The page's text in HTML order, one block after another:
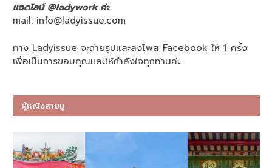
แอดไลน์ @ladywork ค่ะ
mail: info@ladyissue.com
ทาง Ladyissue จะถ่ายรูปและลงโพส Facebook ให้ 1 ครั้ง
เพื่อเป็นการขอบคุณและให้กำลังใจทุกท่านค่ะ
ผู้หญิงสายมู